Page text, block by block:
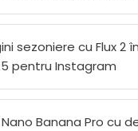
sezoniere cu Flux 2
pentru Instagram
Banana Pro cu